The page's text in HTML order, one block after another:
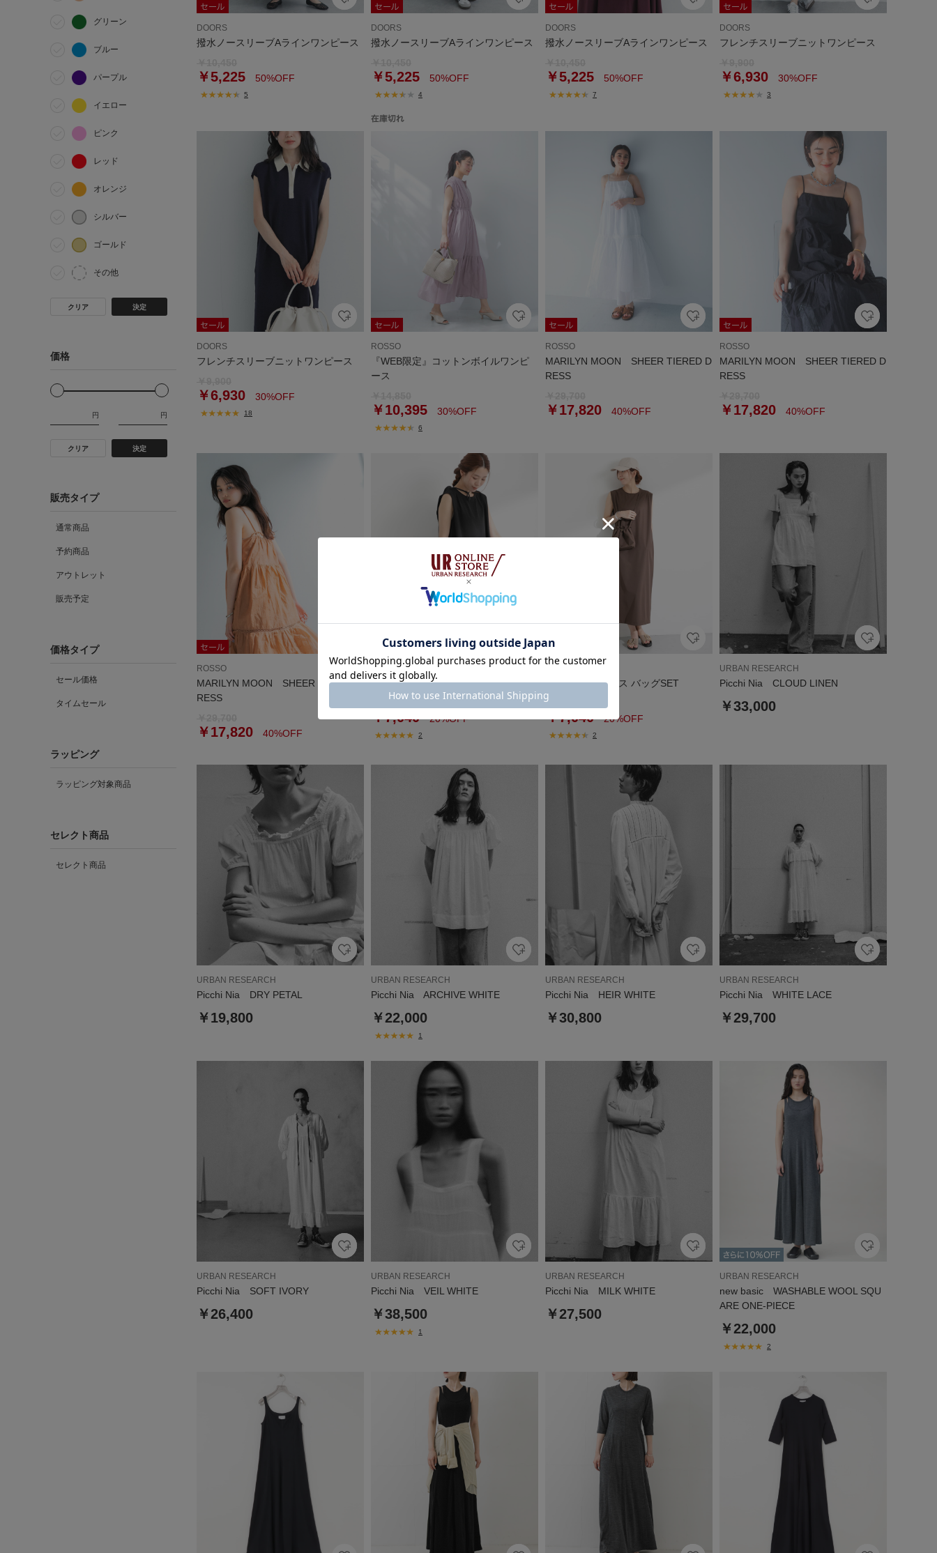
グリーン
ブルー
パープル
イエロー
ピンク
レッド
オレンジ
シルバー
ゴールド
その他
クリア 決定
価格
円 円
クリア 決定
販売タイプ
通常商品
予約商品
アウトレット
販売予定
価格タイプ
セール価格
タイムセール
ラッピング
ラッピング対象商品
セレクト商品
セレクト商品
DOORS
撥水ノースリーブAラインワンピース
￥5,225 50%OFF
5
DOORS
撥水ノースリーブAラインワンピース
￥5,225 50%OFF
4
DOORS
撥水ノースリーブAラインワンピース
￥5,225 50%OFF
7
DOORS
フレンチスリーブニットワンピース
￥6,930 30%OFF
3
DOORS
フレンチスリーブニットワンピース
￥6,930 30%OFF
18
ROSSO
『WEB限定』コットンボイルワンピ
ース
￥10,395 30%OFF
6
ROSSO
MARILYN MOON SHEER TIERED D
RESS
￥17,820 40%OFF
ROSSO
MARILYN MOON SHEER TIERED D
RESS
￥17,820 40%OFF
ROSSO
MARILYN MOON SHEER TIERED D
RESS
￥17,820 40%OFF
Sonny Label
SLAB ワンピース バッグSET
￥7,04020%OFF
2
SLAB ワンピース バッグSET
￥8,800
￥7,04020%OFF
2
URBAN RESEARCH
Picchi Nia CLOUD LINEN
￥33,000
URBAN RESEARCH
Picchi Nia DRY PETAL
￥19,800
URBAN RESEARCH
Picchi Nia ARCHIVE WHITE
￥22,000
1
URBAN RESEARCH
Picchi Nia HEIR WHITE
￥30,800
URBAN RESEARCH
Picchi Nia WHITE LACE
￥29,700
URBAN RESEARCH
Picchi Nia SOFT IVORY
￥26,400
URBAN RESEARCH
Picchi Nia VEIL WHITE
￥38,500
1
URBAN RESEARCH
Picchi Nia MILK WHITE
￥27,500
URBAN RESEARCH
new basic WASHABLE WOOL SQU
ARE ONE-PIECE
￥22,000
2